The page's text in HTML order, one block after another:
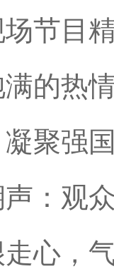
目精
的热
聚强
观众
心，